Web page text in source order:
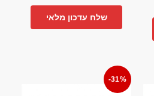
שלח עדכון מלאי
-31%